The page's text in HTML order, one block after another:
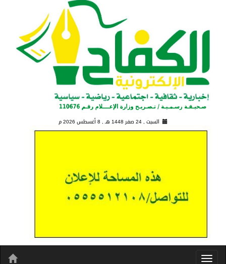
السبت , 24 صفر 1448 هـ , 8 أغسطس 2026 م